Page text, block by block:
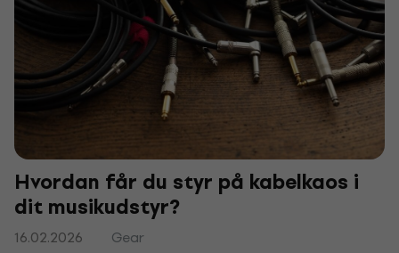
Hvordan får du styr på kabelkaos i
dit musikudstyr?
16.02.2026
Gear